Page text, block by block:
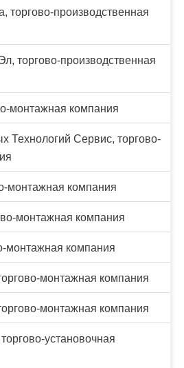
торгово-производственная
торгово-производственная
монтажная компания
Технологий Сервис, торгово-
монтажная компания
монтажная компания
монтажная компания
монтажная компания
монтажная компания
установочная